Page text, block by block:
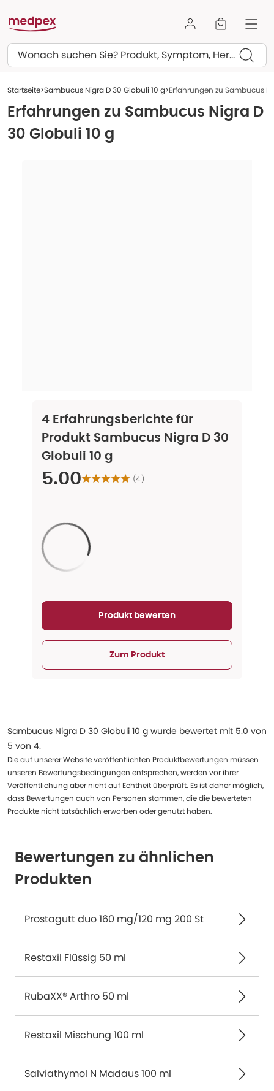
Suchen
Startseite Sambucus Nigra D 30 Globuli 10 g Erfahrungen zu Sambucus
Erfahrungen zu Sambucus Nigra D
30 Globuli 10 g
4 Erfahrungsberichte für
Produkt Sambucus Nigra D 30
Globuli 10 g
5.00 (4)
Aktualisieren...
Produkt bewerten
Zum Produkt
Sambucus Nigra D 30 Globuli 10 g wurde bewertet mit 5.0 von
5 von 4.
Die auf unserer Website veröffentlichten Produktbewertungen müssen
unseren Bewertungsbedingungen entsprechen, werden vor ihrer
Veröffentlichung aber nicht auf Echtheit überprüft. Es ist daher möglich,
dass Bewertungen auch von Personen stammen, die die bewerteten
Produkte nicht tatsächlich erworben oder genutzt haben.
Bewertungen zu ähnlichen
Produkten
Prostagutt duo 160 mg/120 mg 200 St
Restaxil Flüssig 50 ml
RubaXX® Arthro 50 ml
Restaxil Mischung 100 ml
Salviathymol N Madaus 100 ml